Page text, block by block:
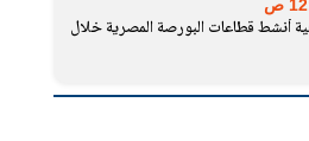
أنشط قطاعات البورصة المصرية خلال